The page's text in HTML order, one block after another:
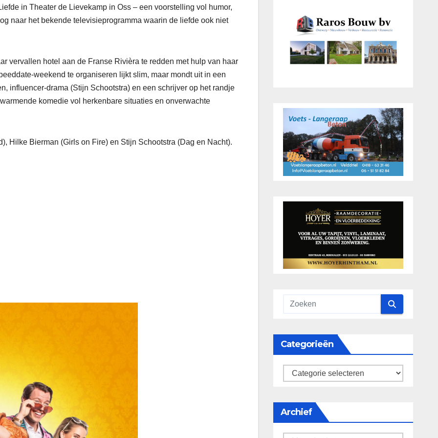
in Theater de Lievekamp in Oss – een voorstelling vol humor,
naar het bekende televisieprogramma waarin de liefde ook niet
vervallen hotel aan de Franse Rivièra te redden met hulp van haar
weekend te organiseren lijkt slim, maar mondt uit in een
influencer-drama (Stijn Schootstra) en een schrijver op het randje
komedie vol herkenbare situaties en onverwachte
Hilke Bierman (Girls on Fire) en Stijn Schootstra (Dag en Nacht).
Categorieën
categorieën
Archief